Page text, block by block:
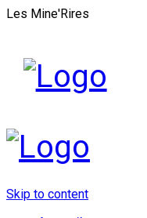
Les Mine'Rires
Skip to content